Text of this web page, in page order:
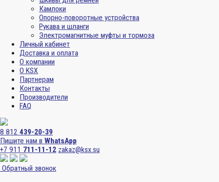
Камлоки
Опорно-поворотные устройства
Рукава и шланги
Электромагнитные муфты и тормоза
Личный кабинет
Доставка и оплата
О компании
О KSX
Партнерам
Контакты
Производители
FAQ
8 812 439-20-39
Пишите нам в WhatsApp
+7 911 711-11-12 zakaz@ksx.su
Обратный звонок